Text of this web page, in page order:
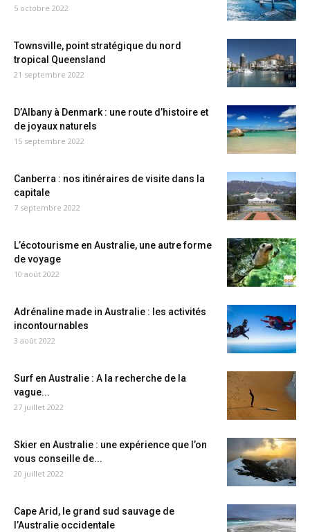
5 octobre 2022
Townsville, point stratégique du nord
tropical Queensland
21 septembre 2022
D’Albany à Denmark : une route d’histoire et
de joyaux naturels
15 septembre 2022
Canberra : nos itinéraires de visite dans la
capitale
7 septembre 2022
L’écotourisme en Australie, une autre forme
de voyage
10 août 2022
Adrénaline made in Australie : les activités
incontournables
3 août 2022
Surf en Australie : A la recherche de la
vague...
27 juillet 2022
Skier en Australie : une expérience que l’on
vous conseille de...
20 juillet 2022
Cape Arid, le grand sud sauvage de
l’Australie occidentale